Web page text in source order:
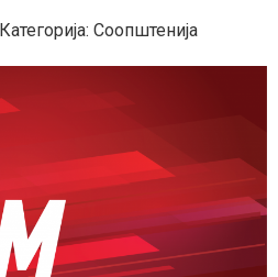
Категорија: Соопштенија